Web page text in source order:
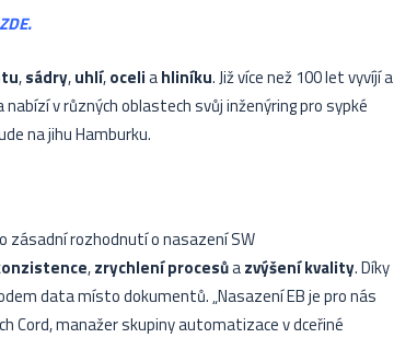
ZDE.
,sádry,uhlí,oceliahliníku. Již více než 100 let vyvíjí a
v různých oblastech svůj inženýring pro sypké
na jihu Hamburku.
rozhodnutí o nasazení SW
,zrychlení procesůazvýšení kvality. Díky
data místo dokumentů. „Nasazení EB je pro nás
Cord, manažer skupiny automatizace v dceřiné